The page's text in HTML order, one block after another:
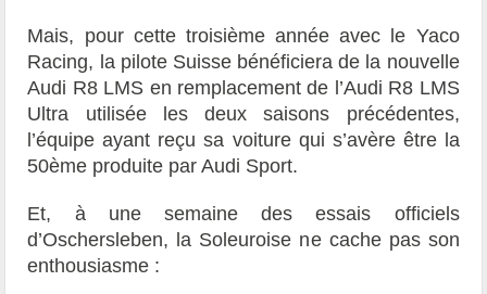
Mais, pour cette troisième année avec le Yaco
Racing, la pilote Suisse bénéficiera de la nouvelle
Audi R8 LMS en remplacement de l’Audi R8 LMS
Ultra utilisée les deux saisons précédentes,
l’équipe ayant reçu sa voiture qui s’avère être la
50ème produite par Audi Sport.
Et, à une semaine des essais officiels
d’Oschersleben, la Soleuroise ne cache pas son
enthousiasme :